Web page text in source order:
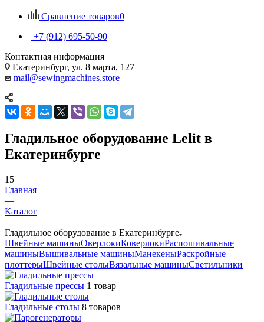
Сравнение товаров0
+7 (912) 695-50-90
Контактная информация
Екатеринбург, ул. 8 марта, 127
mail@sewingmachines.store
Гладильное оборудование Lelit в
Екатеринбурге
15
Главная
—
Каталог
—
Гладильное оборудование в Екатеринбурге
Швейные машиныОверлокиКоверлокиРаспошивальные
машиныВышивальные машиныМанекеныРаскройные
плоттерыШвейные столыВязальные машиныСветильники
Гладильные прессы 1 товар
Гладильные столы 8 товаров